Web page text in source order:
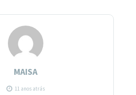
MAISA
11 anos atrás